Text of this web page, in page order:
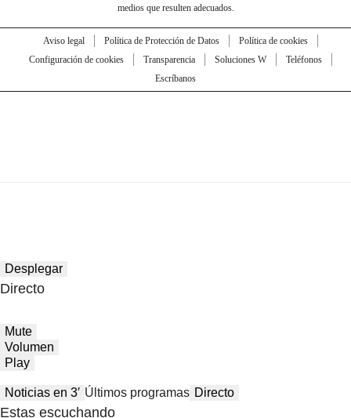
medios que resulten adecuados.
Aviso legal Política de Protección de Datos
Política de cookies
Configuración de cookies
Transparencia Soluciones W
Teléfonos
Escríbanos
Desplegar
Directo
Mute
Volumen
Play
Noticias en 3′ Últimos programas Directo
Estas escuchando